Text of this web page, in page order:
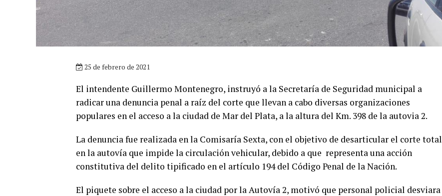
25 de febrero de 2021
El intendente Guillermo Montenegro, instruyó a la Secretaría de Seguridad municipal a
radicar una denuncia penal a raíz del corte que llevan a cabo diversas organizaciones
populares en el acceso a la ciudad de Mar del Plata, a la altura del Km. 398 de la autovia 2.
La denuncia fue realizada en la Comisaría Sexta, con el objetivo de desarticular el corte total
en la autovía que impide la circulación vehicular, debido a que representa una acción
constitutiva del delito tipificado en el artículo 194 del Código Penal de la Nación.
El piquete sobre el acceso a la ciudad por la Autovía 2, motivó que personal policial desviara